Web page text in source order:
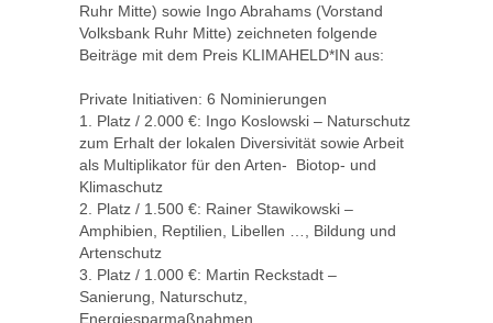
Ruhr Mitte) sowie Ingo Abrahams (Vorstand
Volksbank Ruhr Mitte) zeichneten folgende
Beiträge mit dem Preis KLIMAHELD*IN aus:
Private Initiativen: 6 Nominierungen
1. Platz / 2.000 €: Ingo Koslowski – Naturschutz
zum Erhalt der lokalen Diversivität sowie Arbeit
als Multiplikator für den Arten- Biotop- und
Klimaschutz
2. Platz / 1.500 €: Rainer Stawikowski –
Amphibien, Reptilien, Libellen …, Bildung und
Artenschutz
3. Platz / 1.000 €: Martin Reckstadt –
Sanierung, Naturschutz,
Energiesparmaßnahmen